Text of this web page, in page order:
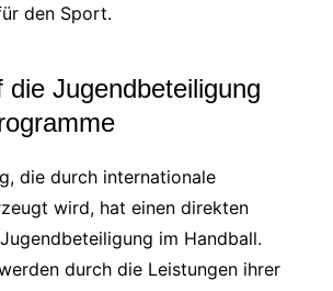
den Sport.
die Jugendbeteiligung
die durch internationale
wird, hat einen direkten
im Handball.
durch die Leistungen ihrer